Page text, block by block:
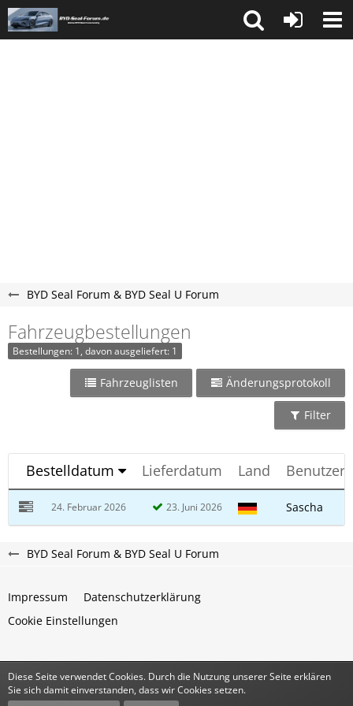
BYD Seal Forum & BYD Seal U Forum
Fahrzeugbestellungen
Bestellungen: 1, davon ausgeliefert: 1
Fahrzeuglisten Änderungsprotokoll
Filter
Bestelldatum Lieferdatum Land
24. Februar 2026 23. Juni 2026 Sascha
BYD Seal Forum & BYD Seal U Forum
Impressum
Datenschutzerklärung
Cookie Einstellungen
Community-Software:WoltLab Suite™
Diese Seite verwendet Cookies. Durch die Nutzung unserer Seite erklären
Sie sich damit einverstanden, dass wir Cookies setzen.